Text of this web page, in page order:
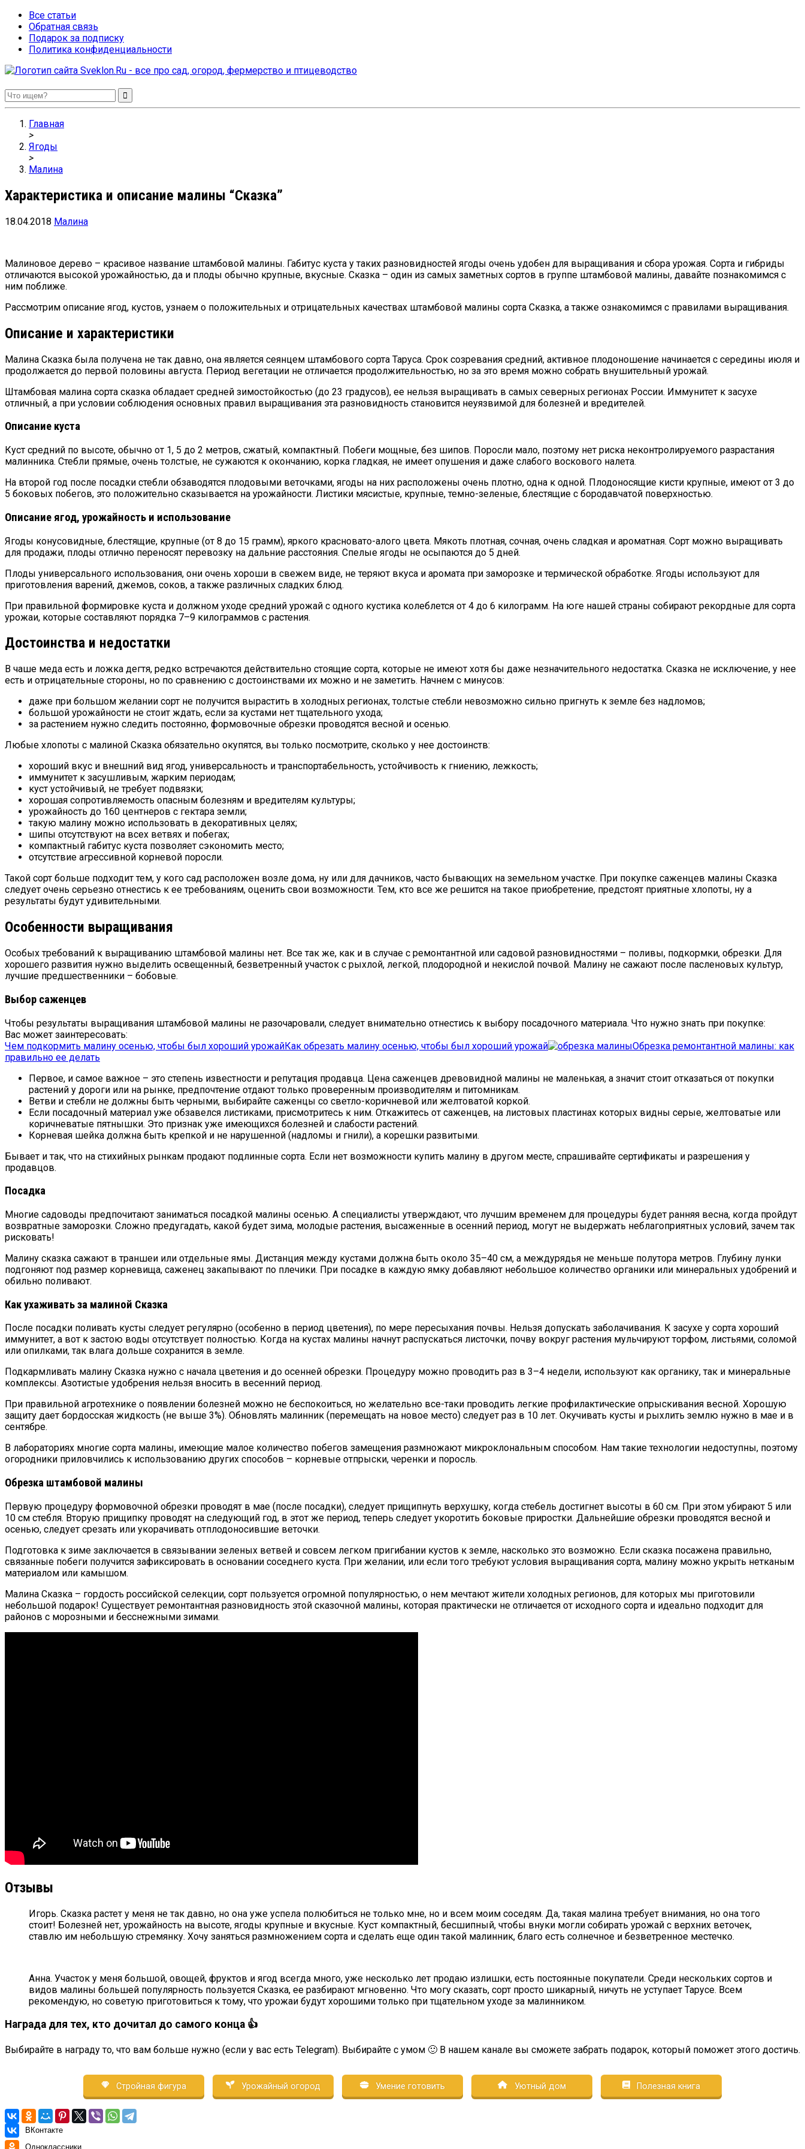
Все статьи
Обратная связь
Подарок за подписку
Политика конфиденциальности
Sveklon.Ru – все про сад, огород, фермерство и птицеводство
Главная
>
Ягоды
>
Малина
Характеристика и описание малины “Сказка”
18.04.2018 Малина
Малиновое дерево – красивое название штамбовой малины. Габитус куста у таких разновидностей ягоды очень удобен для выращивания и сбора урожая. Сорта и гибриды
отличаются высокой урожайностью, да и плоды обычно крупные, вкусные. Сказка – один из самых заметных сортов в группе штамбовой малины, давайте познакомимся с
ним поближе.
Рассмотрим описание ягод, кустов, узнаем о положительных и отрицательных качествах штамбовой малины сорта Сказка, а также ознакомимся с правилами выращивания.
Описание и характеристики
Малина Сказка была получена не так давно, она является сеянцем штамбового сорта Таруса. Срок созревания средний, активное плодоношение начинается с середины июля и
продолжается до первой половины августа. Период вегетации не отличается продолжительностью, но за это время можно собрать внушительный урожай.
Штамбовая малина сорта сказка обладает средней зимостойкостью (до 23 градусов), ее нельзя выращивать в самых северных регионах России. Иммунитет к засухе
отличный, а при условии соблюдения основных правил выращивания эта разновидность становится неуязвимой для болезней и вредителей.
Описание куста
Куст средний по высоте, обычно от 1, 5 до 2 метров, сжатый, компактный. Побеги мощные, без шипов. Поросли мало, поэтому нет риска неконтролируемого разрастания
малинника. Стебли прямые, очень толстые, не сужаются к окончанию, корка гладкая, не имеет опушения и даже слабого воскового налета.
На второй год после посадки стебли обзаводятся плодовыми веточками, ягоды на них расположены очень плотно, одна к одной. Плодоносящие кисти крупные, имеют от 3 до
5 боковых побегов, это положительно сказывается на урожайности. Листики мясистые, крупные, темно-зеленые, блестящие с бородавчатой поверхностью.
Описание ягод, урожайность и использование
Ягоды конусовидные, блестящие, крупные (от 8 до 15 грамм), яркого красновато-алого цвета. Мякоть плотная, сочная, очень сладкая и ароматная. Сорт можно выращивать
для продажи, плоды отлично переносят перевозку на дальние расстояния. Спелые ягоды не осыпаются до 5 дней.
Плоды универсального использования, они очень хороши в свежем виде, не теряют вкуса и аромата при заморозке и термической обработке. Ягоды используют для
приготовления варений, джемов, соков, а также различных сладких блюд.
При правильной формировке куста и должном уходе средний урожай с одного кустика колеблется от 4 до 6 килограмм. На юге нашей страны собирают рекордные для сорта
урожаи, которые составляют порядка 7–9 килограммов с растения.
Достоинства и недостатки
В чаше меда есть и ложка дегтя, редко встречаются действительно стоящие сорта, которые не имеют хотя бы даже незначительного недостатка. Сказка не исключение, у нее
есть и отрицательные стороны, но по сравнению с достоинствами их можно и не заметить. Начнем с минусов:
даже при большом желании сорт не получится вырастить в холодных регионах, толстые стебли невозможно сильно пригнуть к земле без надломов;
большой урожайности не стоит ждать, если за кустами нет тщательного ухода;
за растением нужно следить постоянно, формовочные обрезки проводятся весной и осенью.
Любые хлопоты с малиной Сказка обязательно окупятся, вы только посмотрите, сколько у нее достоинств:
хороший вкус и внешний вид ягод, универсальность и транспортабельность, устойчивость к гниению, лежкость;
иммунитет к засушливым, жарким периодам;
куст устойчивый, не требует подвязки;
хорошая сопротивляемость опасным болезням и вредителям культуры;
урожайность до 160 центнеров с гектара земли;
такую малину можно использовать в декоративных целях;
шипы отсутствуют на всех ветвях и побегах;
компактный габитус куста позволяет сэкономить место;
отсутствие агрессивной корневой поросли.
Такой сорт больше подходит тем, у кого сад расположен возле дома, ну или для дачников, часто бывающих на земельном участке. При покупке саженцев малины Сказка
следует очень серьезно отнестись к ее требованиям, оценить свои возможности. Тем, кто все же решится на такое приобретение, предстоят приятные хлопоты, ну а
результаты будут удивительными.
Особенности выращивания
Особых требований к выращиванию штамбовой малины нет. Все так же, как и в случае с ремонтантной или садовой разновидностями – поливы, подкормки, обрезки. Для
хорошего развития нужно выделить освещенный, безветренный участок с рыхлой, легкой, плодородной и некислой почвой. Малину не сажают после пасленовых культур,
лучшие предшественники – бобовые.
Выбор саженцев
Чтобы результаты выращивания штамбовой малины не разочаровали, следует внимательно отнестись к выбору посадочного материала. Что нужно знать при покупке:
Вас может заинтересовать:
Чем подкормить малину осенью, чтобы был хороший урожайКак обрезать малину осенью, чтобы был хороший урожай
Обрезка ремонтантной малины: как
правильно ее делать
Первое, и самое важное – это степень известности и репутация продавца. Цена саженцев древовидной малины не маленькая, а значит стоит отказаться от покупки
растений у дороги или на рынке, предпочтение отдают только проверенным производителям и питомникам.
Ветви и стебли не должны быть черными, выбирайте саженцы со светло-коричневой или желтоватой коркой.
Если посадочный материал уже обзавелся листиками, присмотритесь к ним. Откажитесь от саженцев, на листовых пластинах которых видны серые, желтоватые или
коричневатые пятнышки. Это признак уже имеющихся болезней и слабости растений.
Корневая шейка должна быть крепкой и не нарушенной (надломы и гнили), а корешки развитыми.
Бывает и так, что на стихийных рынкам продают подлинные сорта. Если нет возможности купить малину в другом месте, спрашивайте сертификаты и разрешения у
продавцов.
Посадка
Многие садоводы предпочитают заниматься посадкой малины осенью. А специалисты утверждают, что лучшим временем для процедуры будет ранняя весна, когда пройдут
возвратные заморозки. Сложно предугадать, какой будет зима, молодые растения, высаженные в осенний период, могут не выдержать неблагоприятных условий, зачем так
рисковать!
Малину сказка сажают в траншеи или отдельные ямы. Дистанция между кустами должна быть около 35–40 см, а междурядья не меньше полутора метров. Глубину лунки
подгоняют под размер корневища, саженец закапывают по плечики. При посадке в каждую ямку добавляют небольшое количество органики или минеральных удобрений и
обильно поливают.
Как ухаживать за малиной Сказка
После посадки поливать кусты следует регулярно (особенно в период цветения), по мере пересыхания почвы. Нельзя допускать заболачивания. К засухе у сорта хороший
иммунитет, а вот к застою воды отсутствует полностью. Когда на кустах малины начнут распускаться листочки, почву вокруг растения мульчируют торфом, листьями, соломой
или опилками, так влага дольше сохранится в земле.
Подкармливать малину Сказка нужно с начала цветения и до осенней обрезки. Процедуру можно проводить раз в 3–4 недели, используют как органику, так и минеральные
комплексы. Азотистые удобрения нельзя вносить в весенний период.
При правильной агротехнике о появлении болезней можно не беспокоиться, но желательно все-таки проводить легкие профилактические опрыскивания весной. Хорошую
защиту дает бордосская жидкость (не выше 3%). Обновлять малинник (перемещать на новое место) следует раз в 10 лет. Окучивать кусты и рыхлить землю нужно в мае и в
сентябре.
В лабораториях многие сорта малины, имеющие малое количество побегов замещения размножают микроклональным способом. Нам такие технологии недоступны, поэтому
огородники приловчились к использованию других способов – корневые отпрыски, черенки и поросль.
Обрезка штамбовой малины
Первую процедуру формовочной обрезки проводят в мае (после посадки), следует прищипнуть верхушку, когда стебель достигнет высоты в 60 см. При этом убирают 5 или
10 см стебля. Вторую прищипку проводят на следующий год, в этот же период, теперь следует укоротить боковые приростки. Дальнейшие обрезки проводятся весной и
осенью, следует срезать или укорачивать отплодоносившие веточки.
Подготовка к зиме заключается в связывании зеленых ветвей и совсем легком пригибании кустов к земле, насколько это возможно. Если сказка посажена правильно,
связанные побеги получится зафиксировать в основании соседнего куста. При желании, или если того требуют условия выращивания сорта, малину можно укрыть нетканым
материалом или камышом.
Малина Сказка – гордость российской селекции, сорт пользуется огромной популярностью, о нем мечтают жители холодных регионов, для которых мы приготовили
небольшой подарок! Существует ремонтантная разновидность этой сказочной малины, которая практически не отличается от исходного сорта и идеально подходит для
районов с морозными и бесснежными зимами.
Отзывы
Игорь. Сказка растет у меня не так давно, но она уже успела полюбиться не только мне, но и всем моим соседям. Да, такая малина требует внимания, но она того
стоит! Болезней нет, урожайность на высоте, ягоды крупные и вкусные. Куст компактный, бесшипный, чтобы внуки могли собирать урожай с верхних веточек,
ставлю им небольшую стремянку. Хочу заняться размножением сорта и сделать еще один такой малинник, благо есть солнечное и безветренное местечко.
Анна. Участок у меня большой, овощей, фруктов и ягод всегда много, уже несколько лет продаю излишки, есть постоянные покупатели. Среди нескольких сортов и
видов малины большей популярность пользуется Сказка, ее разбирают мгновенно. Что могу сказать, сорт просто шикарный, ничуть не уступает Тарусе. Всем
рекомендую, но советую приготовиться к тому, что урожаи будут хорошими только при тщательном уходе за малинником.
Награда для тех, кто дочитал до самого конца 👍
Выбирайте в награду то, что вам больше нужно (если у вас есть Telegram). Выбирайте с умом 🙂 В нашем канале вы сможете забрать подарок, который поможет этого достичь.
Стройная фигура Урожайный огород Умение готовить Уютный дом Полезная книга
ВКонтакте
Одноклассники